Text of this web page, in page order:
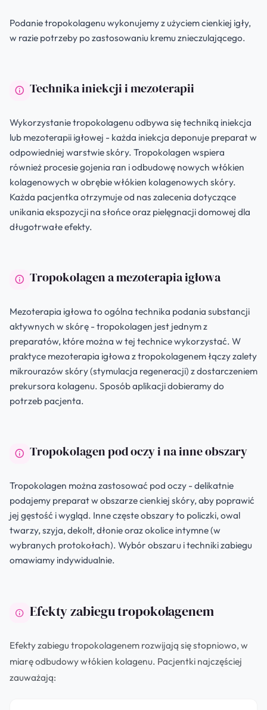
Podanie tropokolagenu wykonujemy z użyciem cienkiej igły,
w razie potrzeby po zastosowaniu kremu znieczulającego.
Technika iniekcji i mezoterapii
Wykorzystanie tropokolagenu odbywa się techniką iniekcja
lub mezoterapii igłowej - każda iniekcja deponuje preparat w
odpowiedniej warstwie skóry. Tropokolagen wspiera
również procesie gojenia ran i odbudowę nowych włókien
kolagenowych w obrębie włókien kolagenowych skóry.
Każda pacjentka otrzymuje od nas zalecenia dotyczące
unikania ekspozycji na słońce oraz pielęgnacji domowej dla
długotrwałe efekty.
Tropokolagen a mezoterapia igłowa
Mezoterapia igłowa to ogólna technika podania substancji
aktywnych w skórę - tropokolagen jest jednym z
preparatów, które można w tej technice wykorzystać. W
praktyce mezoterapia igłowa z tropokolagenem łączy zalety
mikrourazów skóry (stymulacja regeneracji) z dostarczeniem
prekursora kolagenu. Sposób aplikacji dobieramy do
potrzeb pacjenta.
Tropokolagen pod oczy i na inne obszary
Tropokolagen można zastosować pod oczy - delikatnie
podajemy preparat w obszarze cienkiej skóry, aby poprawić
jej gęstość i wygląd. Inne częste obszary to policzki, owal
twarzy, szyja, dekolt, dłonie oraz okolice intymne (w
wybranych protokołach). Wybór obszaru i techniki zabiegu
omawiamy indywidualnie.
Efekty zabiegu tropokolagenem
Efekty zabiegu tropokolagenem rozwijają się stopniowo, w
miarę odbudowy włókien kolagenu. Pacjentki najczęściej
zauważają: